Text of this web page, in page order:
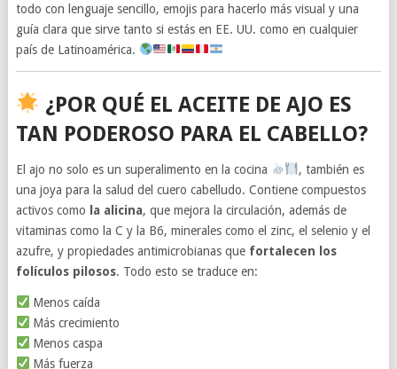
todo con lenguaje sencillo, emojis para hacerlo más visual y una
guía clara que sirve tanto si estás en EE. UU. como en cualquier
país de Latinoamérica.
¿POR QUÉ EL ACEITE DE AJO ES
TAN PODEROSO PARA EL CABELLO?
El ajo no solo es un superalimento en la cocina
, también es
una joya para la salud del cuero cabelludo. Contiene compuestos
activos como
la alicina, que mejora la circulación, además de
vitaminas como la C y la B6, minerales como el zinc, el selenio y el
azufre, y propiedades antimicrobianas que fortalecen los
folículos pilosos. Todo esto se traduce en:
Menos caída
Más crecimiento
Menos caspa
Más fuerza